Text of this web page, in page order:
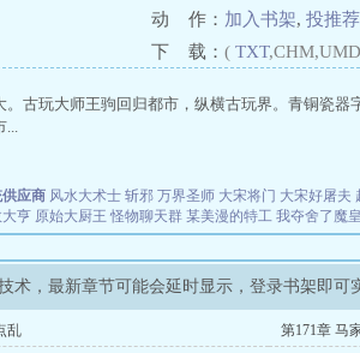
动 作： 加入书架, 投推
下 载： ( TXT
古玩大师王驹回归都市，纵横古玩界。青铜瓷
...
应商 风水大术士 斩邪 万界圣师 大宋将门 大宋好屠夫
亨 原始大厨王 怪物聊天群 某美漫的特工 我夺舍了魔皇
术，最新章节可能会延时显示，登录书架即可
乱 第171章 马